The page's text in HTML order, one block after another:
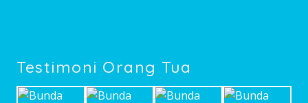
Testimoni Orang Tua